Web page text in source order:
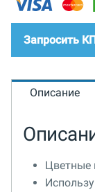
Запросить
Описание
Цветные